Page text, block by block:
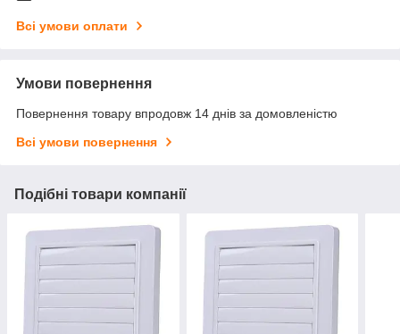
Всі умови оплати
Умови повернення
Повернення товару впродовж 14 днів за домовленістю
Всі умови повернення
Подібні товари компанії